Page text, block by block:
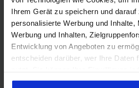
Ihrem Gerät zu speichern und
personalisierte Werbung und Inhalte,
Werbung und Inhalten,
Entwicklung von Angeboten zu
entscheiden darüber, wer Ihre Daten
Cookie-Erklärung oder durch
DisplayPort